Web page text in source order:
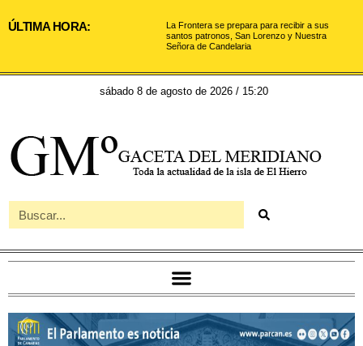
ÚLTIMA HORA:
La Frontera se prepara para recibir a sus
santos patronos, San Lorenzo y Nuestra
Señora de Candelaria
sábado 8 de agosto de 2026 / 15:20